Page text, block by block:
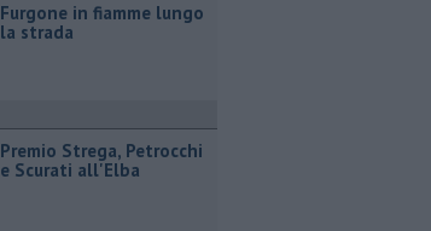
Furgone in fiamme lungo
la strada
Premio Strega, Petrocchi
e Scurati all'Elba